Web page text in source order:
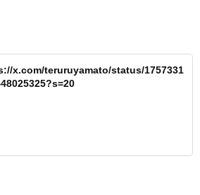
x.com/teruruyamato/status/1757331